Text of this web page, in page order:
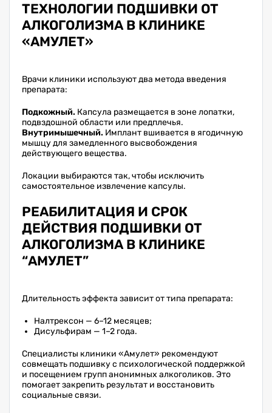
ТЕХНОЛОГИИ ПОДШИВКИ ОТ
АЛКОГОЛИЗМА В КЛИНИКЕ
«АМУЛЕТ»
Врачи клиники используют два метода введения
препарата:
Подкожный. Капсула размещается в зоне лопатки,
подвздошной области или предплечья.
Внутримышечный. Имплант вшивается в ягодичную
мышцу для замедленного высвобождения
действующего вещества.
Локации выбираются так, чтобы исключить
самостоятельное извлечение капсулы.
РЕАБИЛИТАЦИЯ И СРОК
ДЕЙСТВИЯ ПОДШИВКИ ОТ
АЛКОГОЛИЗМА В КЛИНИКЕ
“АМУЛЕТ”
Длительность эффекта зависит от типа препарата:
Налтрексон — 6–12 месяцев;
Дисульфирам — 1–2 года.
Специалисты клиники «Амулет» рекомендуют
совмещать подшивку с психологической поддержкой
и посещением групп анонимных алкоголиков. Это
помогает закрепить результат и восстановить
социальные связи.